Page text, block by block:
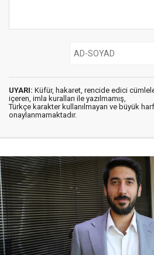
UYARI: Küfür, hakaret, rencide edici
içeren, imla kuralları ile yazılmamış,
Türkçe karakter kullanılmayan ve büyük
onaylanmamaktadır.